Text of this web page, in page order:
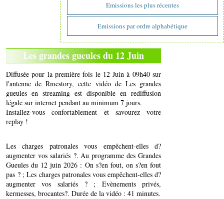
Emissions les plus récentes
Emissions par ordre alphabétique
Les grandes gueules du 12 Juin
Diffusée pour la première fois le 12 Juin à 09h40 sur
l'antenne de Rmcstory, cette vidéo de Les grandes
gueules en streaming est disponible en rediffusion
légale sur internet pendant au minimum 7 jours.
Installez-vous confortablement et savourez votre
replay !
Les charges patronales vous empêchent-elles d?
augmenter vos salariés ?. Au programme des Grandes
Gueules du 12 juin 2026 : On s?en fout, on s?en fout
pas ? ; Les charges patronales vous empêchent-elles d?
augmenter vos salariés ? ; Evènements privés,
kermesses, brocantes?. Durée de la vidéo : 41 minutes.